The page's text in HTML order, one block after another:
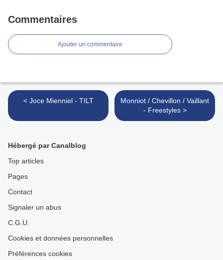
Commentaires
Ajouter un commentaire
< Joce Mienniel - TILT
Monniot / Chevillon / Vaillant
- Freestyles >
Hébergé par Canalblog
Top articles
Pages
Contact
Signaler un abus
C.G.U.
Cookies et données personnelles
Préférences cookies